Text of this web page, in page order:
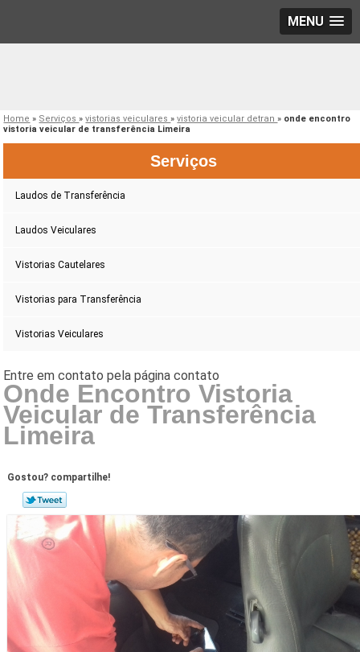
MENU
Home » Serviços»vistorias veiculares»vistoria veicular detran» onde encontro
vistoria veicular de transferência Limeira
Serviços
Laudos de Transferência
Laudos Veiculares
Vistorias Cautelares
Vistorias para Transferência
Vistorias Veiculares
Onde Encontro Vistoria
Veicular de Transferência
Limeira
Gostou? compartilhe!